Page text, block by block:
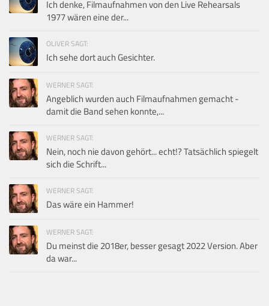
Ich denke, Filmaufnahmen von den Live Rehearsals
1977 wären eine der...
OLIVER SAGT:
Ich sehe dort auch Gesichter.
WERNER SAGT:
Angeblich wurden auch Filmaufnahmen gemacht -
damit die Band sehen konnte,...
WERNER SAGT:
Nein, noch nie davon gehört... echt!? Tatsächlich spiegelt
sich die Schrift...
WERNER SAGT:
Das wäre ein Hammer!
WERNER SAGT:
Du meinst die 2018er, besser gesagt 2022 Version. Aber
da war...